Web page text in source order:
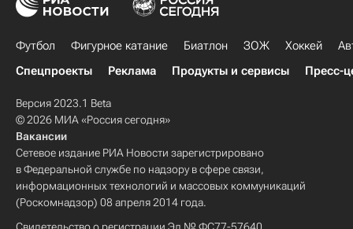
Футбол Фигурное катание Биатлон ЗОЖ Хоккей
Спецпроекты
Реклама Продукты и сервисы Пресс-
Версия 2023.1 Beta
© 2026 МИА «Россия сегодня»
Вакансии
Сетевое издание РИА Новости зарегистрировано
в Федеральной службе по надзору в сфере связи,
информационных технологий и массовых коммуникаций
(Роскомнадзор) 08 апреля 2014 года.